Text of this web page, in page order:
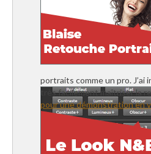
portraits comme un pro.
très facilement maîtriser la
pour une démonstration en